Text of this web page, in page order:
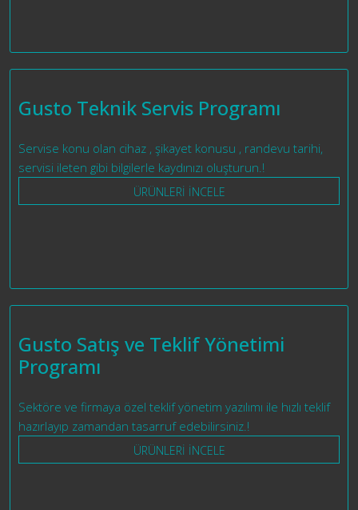
Gusto Teknik Servis Programı
Servise konu olan cihaz , şikayet konusu , randevu tarihi,
servisi ileten gibi bilgilerle kaydınızı oluşturun.!
ÜRÜNLERİ İNCELE
Gusto Satış ve Teklif Yönetimi
Programı
Sektöre ve firmaya özel teklif yönetim yazılımı ile hızlı teklif
hazırlayıp zamandan tasarruf edebilirsiniz.!
ÜRÜNLERİ İNCELE